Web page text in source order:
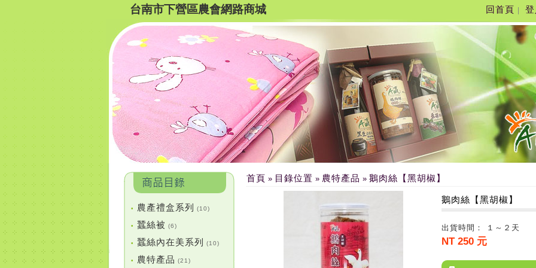
台南市下營區農會網路商城 回首頁
• 農產禮盒系列 (10)
• 蠶絲被 (6)
• 蠶絲內在美系列 (10)
• 農特產品 (21)
首頁 » 目錄位置 » 農特產品 » 鵝肉絲【黑胡椒】
鵝肉絲【黑胡椒】
出貨時間： １～２天
NT 250 元